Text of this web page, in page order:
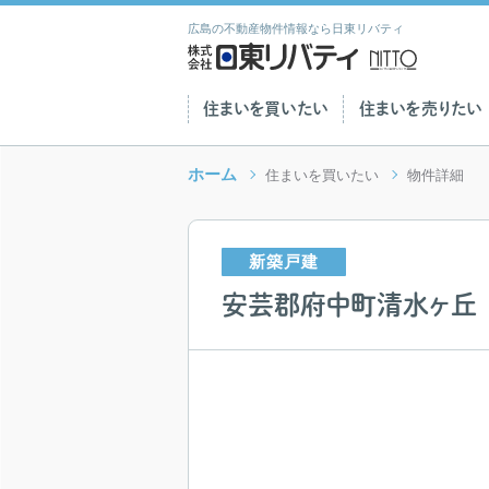
広島の不動産物件情報なら日東リバティ
住まいを買いたい 住まいを売りたい
ホーム 住まいを買いたい 物件詳細
新築戸建
安芸郡府中町清水ヶ丘